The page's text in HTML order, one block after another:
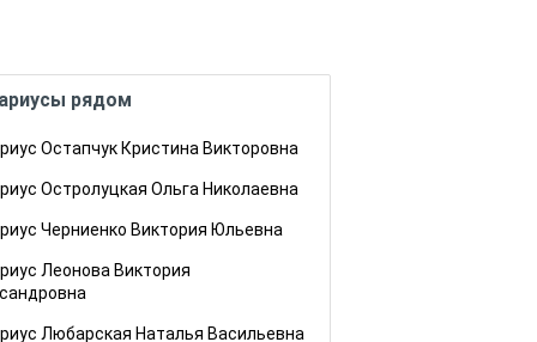
рядом
Остапчук Кристина Викторовна
Остролуцкая Ольга Николаевна
Черниенко Виктория Юльевна
Леонова Виктория
Любарская Наталья Васильевна